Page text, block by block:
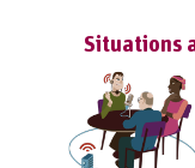
Situations